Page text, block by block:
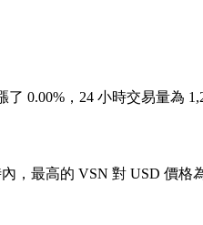
0.00%，24 小時交易量為
，最高的 VSN 對 USD 價格